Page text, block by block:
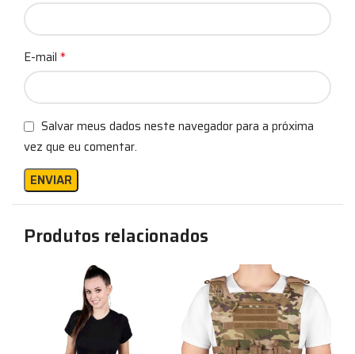
E-mail *
Salvar meus dados neste navegador para a próxima
vez que eu comentar.
Produtos relacionados